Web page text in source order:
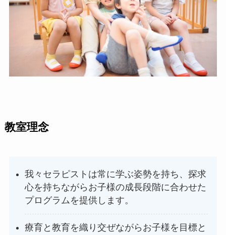
教室理念
我々セラピストは常に学ぶ姿勢を持ち、探求
心を持ちながらお子様の成長段階に合わせた
プログラムを提供します。
療育と教育を織り交ぜながらお子様を目標と